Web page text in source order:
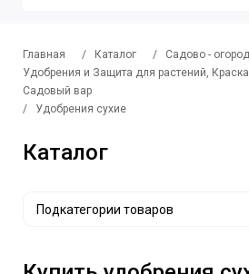
Главная / Каталог / Садово -
Удобрения и Защита для растений,
Садовый вар
/
Удобрения сухие
Каталог
Подкатегории товаров